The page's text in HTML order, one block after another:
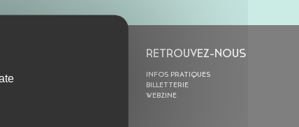
CULTURELLE
RETROUVEZ-NOUS
INFOS PRATIQUES
BILLETTERIE
WEBZINE